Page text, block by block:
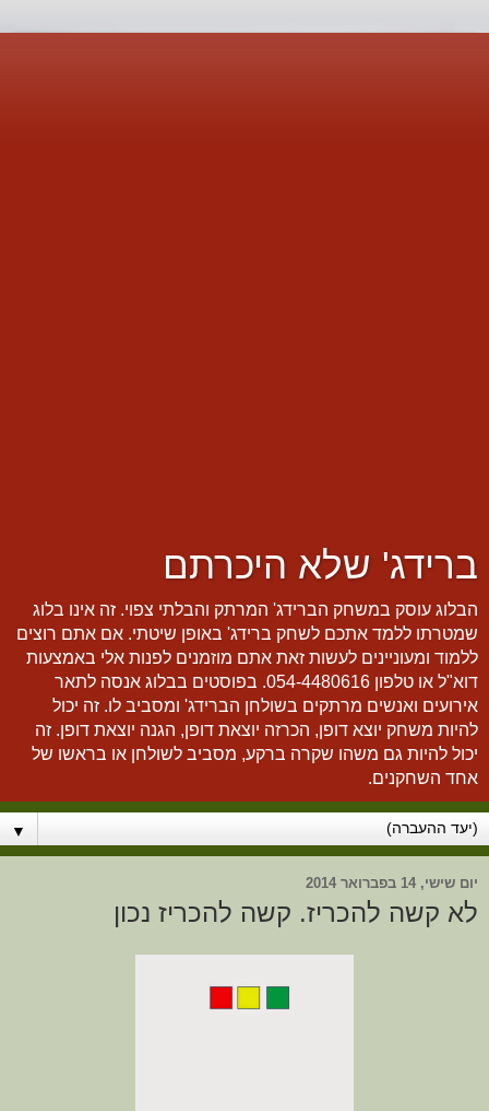
ברידג' שלא היכרתם
הבלוג עוסק במשחק הברידג' המרתק והבלתי צפוי. זה אינו בלוג
שמטרתו ללמד אתכם לשחק ברידג' באופן שיטתי. אם אתם רוצים
ללמוד ומעוניינים לעשות זאת אתם מוזמנים לפנות אלי באמצעות
דוא"ל או טלפון 054-4480616. בפוסטים בבלוג אנסה לתאר
אירועים ואנשים מרתקים בשולחן הברידג' ומסביב לו. זה יכול
להיות משחק יוצא דופן, הכרזה יוצאת דופן, הגנה יוצאת דופן. זה
יכול להיות גם משהו שקרה ברקע, מסביב לשולחן או בראשו של
אחד השחקנים.
▼
יום שישי, 14 בפברואר 2014
לא קשה להכריז. קשה להכריז נכון